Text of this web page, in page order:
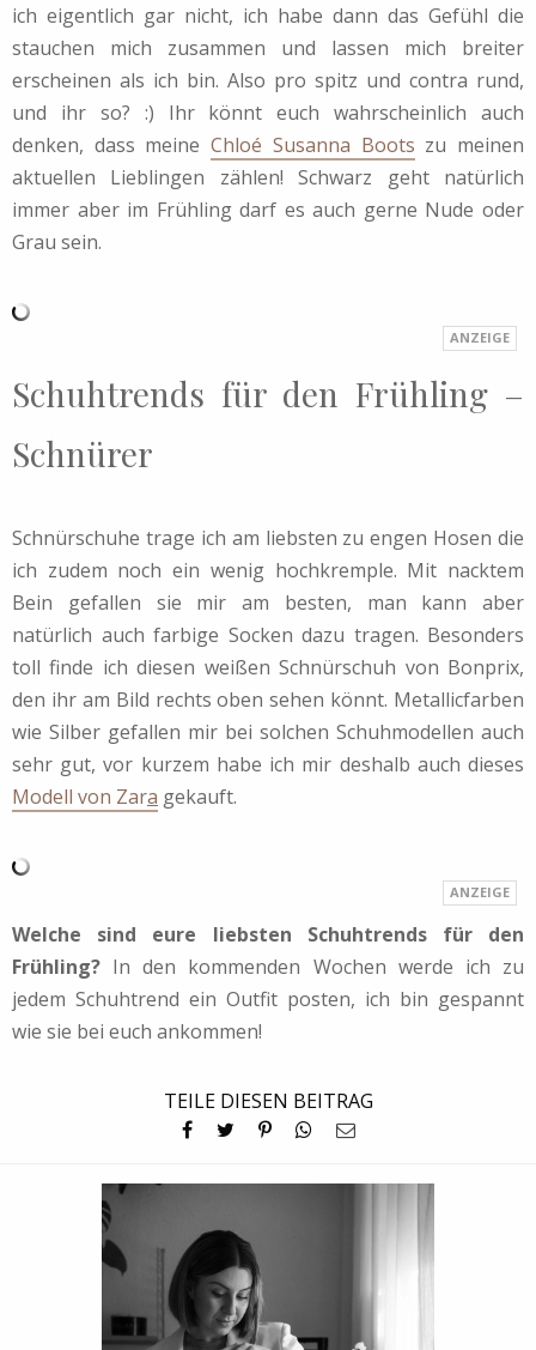
ich eigentlich gar nicht, ich habe dann das Gefühl die
stauchen mich zusammen und lassen mich breiter
erscheinen als ich bin. Also pro spitz und contra rund,
und ihr so? :) Ihr könnt euch wahrscheinlich auch
denken, dass meineChloé Susanna Boots zu meinen
aktuellen Lieblingen zählen! Schwarz geht natürlich
immer aber im Frühling darf es auch gerne Nude oder
Grau sein.
Schuhtrends für den Frühling –
Schnürer
Schnürschuhe trage ich am liebsten zu engen Hosen die
ich zudem noch ein wenig hochkremple. Mit nacktem
Bein gefallen sie mir am besten, man kann aber
natürlich auch farbige Socken dazu tragen. Besonders
toll finde ich diesen weißen Schnürschuh von Bonprix,
den ihr am Bild rechts oben sehen könnt. Metallicfarben
wie Silber gefallen mir bei solchen Schuhmodellen auch
sehr gut, vor kurzem habe ich mir deshalb auch dieses
Modell von Zara gekauft.
Welche sind eure liebsten Schuhtrends für den
Frühling? In den kommenden Wochen werde ich zu
jedem Schuhtrend ein Outfit posten, ich bin gespannt
wie sie bei euch ankommen!
TEILE DIESEN BEITRAG